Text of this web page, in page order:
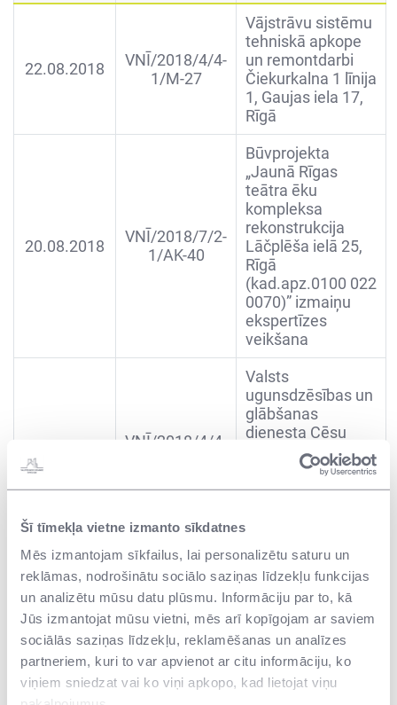
Šī tīmekļa vietne izmanto sīkdatnes
Mēs izmantojam sīkfailus, lai personalizētu saturu un
reklāmas, nodrošinātu sociālo saziņas līdzekļu funkcijas
un analizētu mūsu datu plūsmu. Informāciju par to, kā
Jūs izmantojat mūsu vietni, mēs arī kopīgojam ar saviem
sociālās saziņas līdzekļu, reklamēšanas un analīzes
partneriem, kuri to var apvienot ar citu informāciju, ko
viņiem sniedzat vai ko viņi apkopo, kad lietojat viņu
22.08.2018
VNĪ/2018/4/4-
1/M-27
Vājstrāvu sistēmu
tehniskā apkope
un remontdarbi
Čiekurkalna 1 līnija
1, Gaujas iela 17,
Rīgā
20.08.2018
VNĪ/2018/7/2-
1/AK-40
Būvprojekta
„Jaunā Rīgas
teātra ēku
kompleksa
rekonstrukcija
Lāčplēša ielā 25,
Rīgā
(kad.apz.0100 022
0070)” izmaiņu
ekspertīzes
veikšana
VNĪ/2018/4/4-
Valsts
ugunsdzēsības un
glābšanas
dienesta Cēsu
depo būves
ekspertīzes
veikšana
VNĪ/2018/7/2-
3/MK-1
TabFab RADOŠĀ
KVARTĀLA
PILNĪGAS
IZBŪVES
ARHITEKTONISKĀ
VĪZIJA
Par būvdarbu